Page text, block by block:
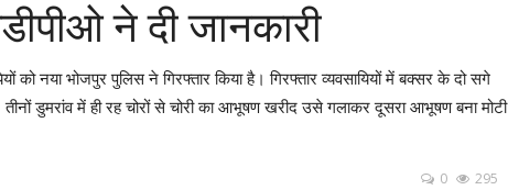
ने दी जानकारी
को नया भोजपुर पुलिस ने गिरफ्तार किया है। गिरफ्तार व्यवसायियों में बक्सर के दो सगे
डुमरांव में ही रह चोरों से चोरी का आभूषण खरीद उसे गलाकर दूसरा आभूषण बना मोटी
0 295